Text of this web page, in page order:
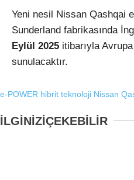
Yeni nesil Nissan Qashqai
Sunderland fabrikasında
Eylül 2025 itibarıyla
sunulacaktır.
e-POWER hibrit teknoloji Nissan
İLGİNİZİÇEKEBİLİR